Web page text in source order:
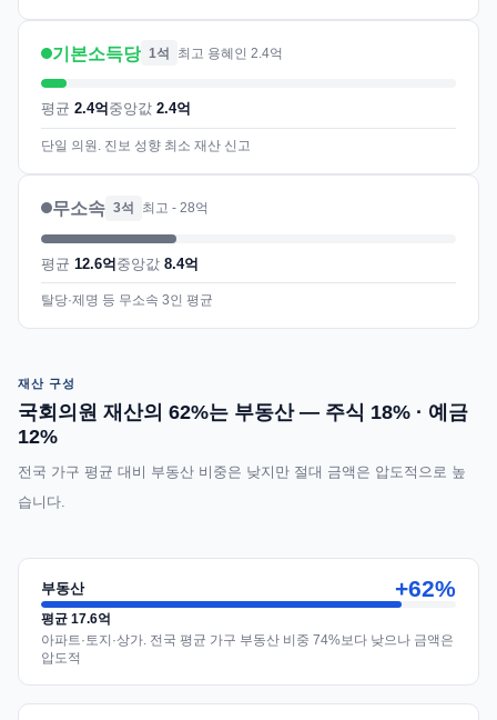
기본소득당 1석 최고 용혜인 2.4억
평균 2.4억 중앙값 2.4억
단일 의원. 진보 성향 최소 재산 신고
무소속 3석 최고 - 28억
평균 12.6억중앙값 8.4억
탈당·제명 등 무소속 3인 평균
재산 구성
국회의원 재산의 62%는 부동산 — 주식 18% · 예금
12%
전국 가구 평균 대비 부동산 비중은 낮지만 절대 금액은 압도적으로 높
습니다.
부동산 +62%
평균 17.6억
아파트·토지·상가. 전국 평균 가구 부동산 비중 74%보다 낮으나 금액은
압도적